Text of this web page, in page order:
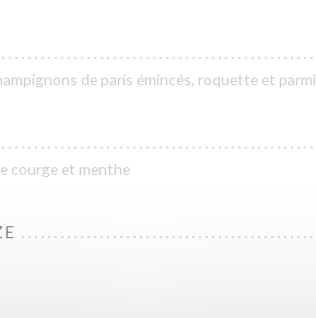
de paris émincés, roquette et
courge et menthe